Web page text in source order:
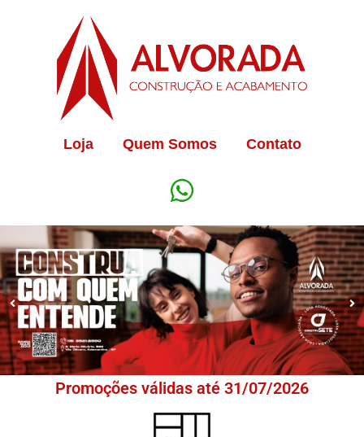
Loja Quem Somos Contato
Promoções válidas até 31/07/2026